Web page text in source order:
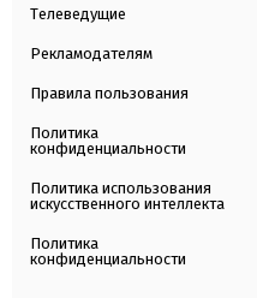
Телеведущие
Рекламодателям
Правила пользования
Политика
конфиденциальности
Политика использования
искусственного интеллекта
Политика
конфиденциальности